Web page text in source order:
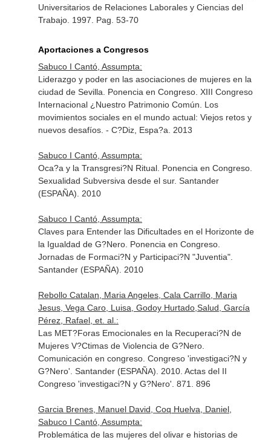
Universitarios de Relaciones Laborales y Ciencias del
Trabajo. 1997. Pag. 53-70
Aportaciones a Congresos
Sabuco I Cantó, Assumpta:
Liderazgo y poder en las asociaciones de mujeres en la
ciudad de Sevilla. Ponencia en Congreso. XIII Congreso
Internacional ¿Nuestro Patrimonio Común. Los
movimientos sociales en el mundo actual: Viejos retos y
nuevos desafíos. - C?Diz, Espa?a. 2013
Sabuco I Cantó, Assumpta:
Oca?a y la Transgresi?N Ritual. Ponencia en Congreso.
Sexualidad Subversiva desde el sur. Santander
(ESPAÑA). 2010
Sabuco I Cantó, Assumpta:
Claves para Entender las Dificultades en el Horizonte de
la Igualdad de G?Nero. Ponencia en Congreso.
Jornadas de Formaci?N y Participaci?N "Juventia".
Santander (ESPAÑA). 2010
Rebollo Catalan, Maria Angeles, Cala Carrillo, Maria
Jesus, Vega Caro, Luisa, Godoy Hurtado,Salud, García
Pérez, Rafael, et. al.:
Las MET?Foras Emocionales en la Recuperaci?N de
Mujeres V?Ctimas de Violencia de G?Nero.
Comunicación en congreso. Congreso 'investigaci?N y
G?Nero'. Santander (ESPAÑA). 2010. Actas del II
Congreso 'investigaci?N y G?Nero'. 871. 896
Garcia Brenes, Manuel David, Coq Huelva, Daniel,
Sabuco I Cantó, Assumpta:
Problemática de las mujeres del olivar e historias de